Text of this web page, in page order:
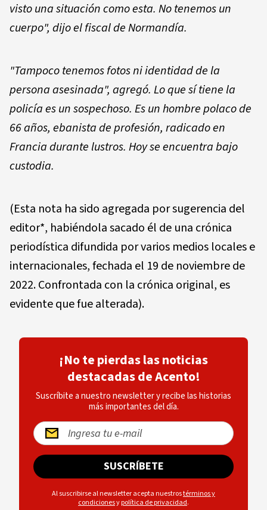
visto una situación como esta. No tenemos un
cuerpo", dijo el fiscal de Normandía.
"Tampoco tenemos fotos ni identidad de la
persona asesinada", agregó. Lo que sí tiene la
policía es un sospechoso. Es un hombre polaco de
66 años, ebanista de profesión, radicado en
Francia durante lustros. Hoy se encuentra bajo
custodia.
(Esta nota ha sido agregada por sugerencia del
editor*, habiéndola sacado él de una crónica
periodística difundida por varios medios locales e
internacionales, fechada el 19 de noviembre de
2022. Confrontada con la crónica original, es
evidente que fue alterada).
¡No te pierdas las noticias
destacadas de Acento!
Suscríbite a nuestro newsletter y recibe las historias
más importantes del día.
SUSCRÍBETE
Al suscribirse al newsletter acepta nuestrostérminos y
condicionesypolítica de privacidad.